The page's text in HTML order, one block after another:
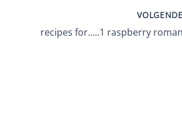
VOLGENDE
recipes for…..1 raspberry